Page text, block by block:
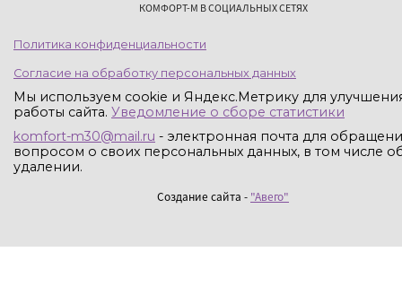
КОМФОРТ-М В СОЦИАЛЬНЫХ СЕТЯХ
Политика конфиденциальности
Согласие на обработку персональных данных
Мы используем cookie и Яндекс.Метрику для
работы сайта. Уведомление о сборе статистики
komfort-m30@mail.ru - электронная почта для
вопросом о своих персональных данных, в том числе
удалении.
Создание сайта - "Авего"